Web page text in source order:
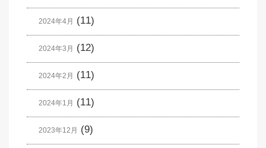
2024年4月 (11)
2024年3月 (12)
2024年2月 (11)
2024年1月 (11)
2023年12月 (9)